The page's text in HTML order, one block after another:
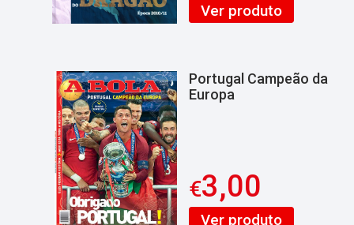
Ver produto
Portugal Campeão da
Europa
€3,00
Ver produto